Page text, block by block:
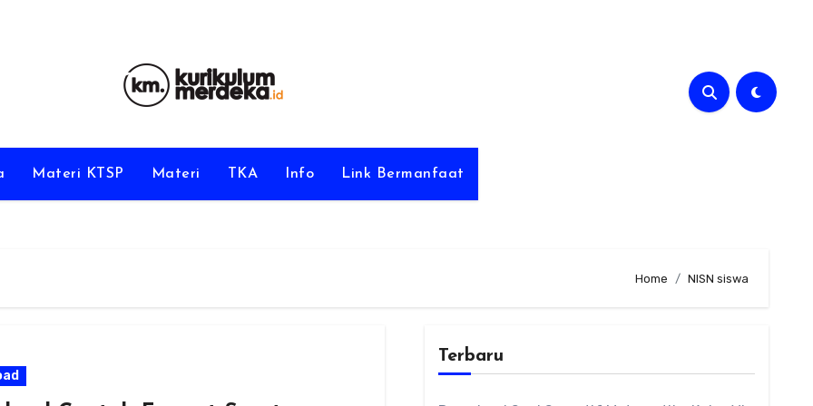
Materi KTSP Materi TKA Info Link Bermanfaat
Home NISN siswa
Terbaru